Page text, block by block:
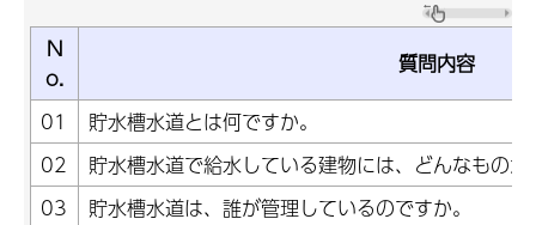
N
o.
質問内容
01
貯水槽水道とは何ですか。
02
貯水槽水道で給水している建物には、どんなもの
03
貯水槽水道は、誰が管理しているのですか。